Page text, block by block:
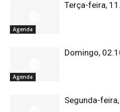
Agenda
Terça-feira,
Agenda
Domingo,
Segunda-